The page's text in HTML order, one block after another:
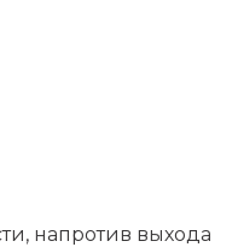
напротив выхода